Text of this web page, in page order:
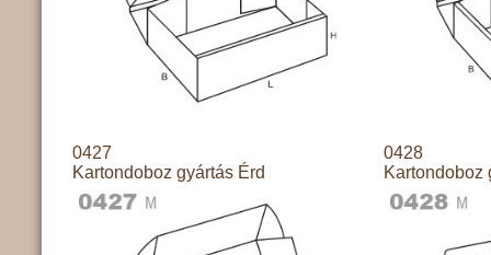
0427
Kartondoboz gyártás Érd
0428
Kartondoboz